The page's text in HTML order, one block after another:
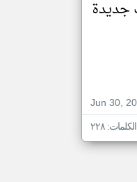
القمر العاجلة والمباشرة
جديدة
Jun 30,
٢٢٨